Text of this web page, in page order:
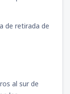
de retirada de
al sur de